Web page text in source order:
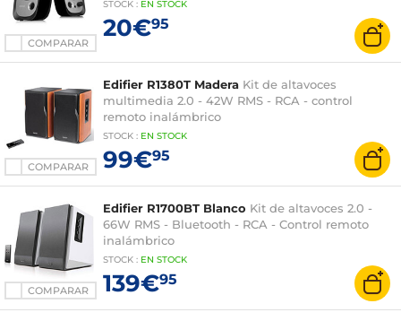
COMPARAR
STOCK : EN STOCK
20€95
COMPARAR
Edifier R1380T Madera Kit de altavoces
multimedia 2.0 - 42W RMS - RCA - control
remoto inalámbrico
STOCK : EN STOCK
99€95
COMPARAR
Edifier R1700BT Blanco Kit de altavoces 2.0 -
66W RMS - Bluetooth - RCA - Control remoto
inalámbrico
STOCK : EN STOCK
139€95